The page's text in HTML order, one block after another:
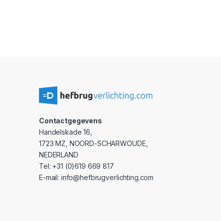
Contactgegevens
Handelskade 16,
1723 MZ, NOORD-SCHARWOUDE,
NEDERLAND
Tel: +31 (0)619 669 817
E-mail: info@hefbrugverlichting.com